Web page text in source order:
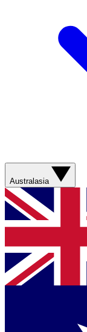
Australasia